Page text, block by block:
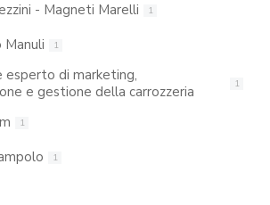
- Magneti Marelli 1
Manuli 1
esperto di marketing,
e gestione della carrozzeria
1
1
1